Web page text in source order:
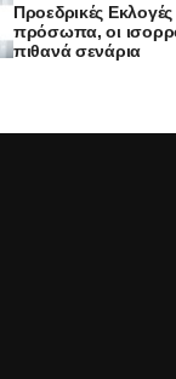
Προεδρικές
πρόσωπα, οι
πιθανά σενάρια